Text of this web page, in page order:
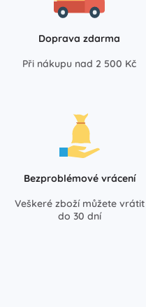
Doprava zdarma
Při nákupu nad 2 500 Kč
Bezproblémové vrácení
Veškeré zboží můžete vrátit
do 30 dní